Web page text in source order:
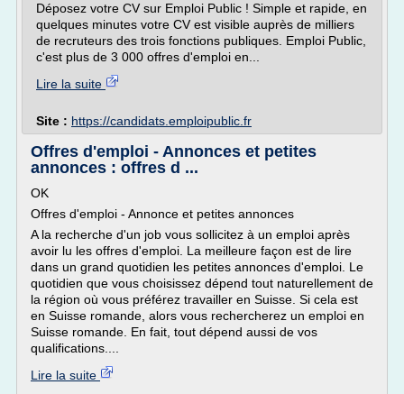
Déposez votre CV sur Emploi Public ! Simple et rapide, en
quelques minutes votre CV est visible auprès de milliers
de recruteurs des trois fonctions publiques. Emploi Public,
c'est plus de 3 000 offres d'emploi en...
Lire la suite
Site : https://candidats.emploipublic.fr
Offres d'emploi - Annonces et petites
annonces : offres d ...
OK
Offres d'emploi - Annonce et petites annonces
A la recherche d'un job vous sollicitez à un emploi après
avoir lu les offres d'emploi. La meilleure façon est de lire
dans un grand quotidien les petites annonces d'emploi. Le
quotidien que vous choisissez dépend tout naturellement de
la région où vous préférez travailler en Suisse. Si cela est
en Suisse romande, alors vous rechercherez un emploi en
Suisse romande. En fait, tout dépend aussi de vos
qualifications....
Lire la suite